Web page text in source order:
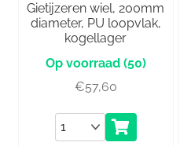
Gietijzeren wiel, 200mm
diameter, PU loopvlak,
kogellager
(50)
€57,60
Aantal